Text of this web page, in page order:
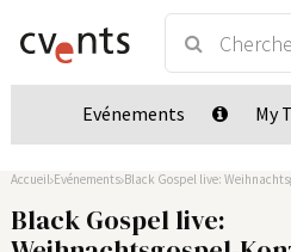
Evénements My
Accueil Evénements Black Gospel live:
Black Gospel live: